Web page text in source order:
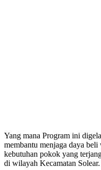
Yang mana Program ini
membantu menjaga daya beli
kebutuhan pokok yang
di wilayah Kecamatan Solear.